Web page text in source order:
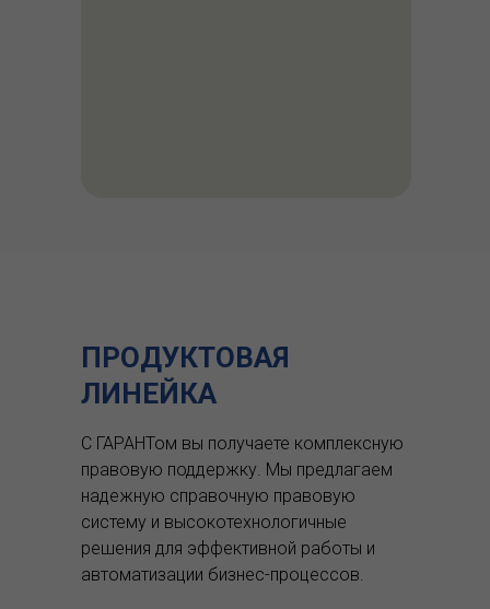
ПРОДУКТОВАЯ
ЛИНЕЙКА
С ГАРАНТом вы получаете комплексную
правовую поддержку. Мы предлагаем
надежную справочную правовую
систему и высокотехнологичные
решения для эффективной работы и
автоматизации бизнес-процессов.